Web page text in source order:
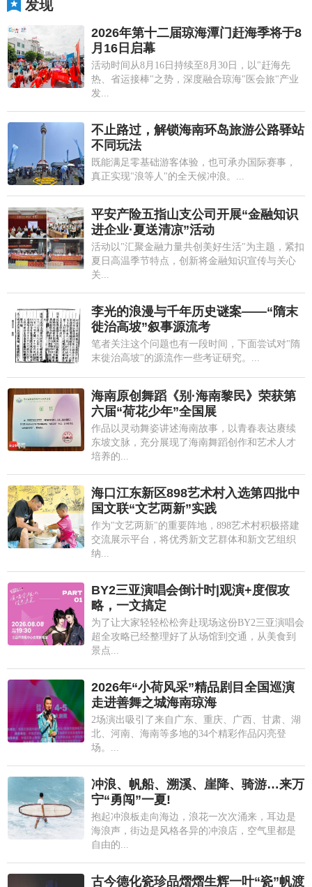
发现
2026年第十二届琼海潭门赶海季将于8
月16日启幕
活动时间从8月16日持续至8月30日，以"赶海先
热、省运接棒"之势，深度融合琼海"医会旅"产业
发...
不止路过，解锁海南环岛旅游公路驿站
不同玩法
既能满足零基础游客体验，也可承办国际赛事，
真正实现"浪等人"的全天候冲浪。...
平安产险五指山支公司开展“金融知识
进企业·夏送清凉”活动
活动以"汇聚金融力量共创美好生活"为主题，紧扣
夏日高温季节特点，创新将金融知识宣传与关心
关...
李光的浪漫与千年历史谜案——“隋末
徙治高坡”叙事源流考
笔者关注这个问题也有一段时间，下面尝试对"隋
末徙治高坡"的源流作一些考证研究。...
海南原创舞蹈《别·海南黎民》荣获第
六届“荷花少年”全国展
作品以灵动舞姿讲述海南故事，以青春表达赓续
东坡文脉，充分展现了海南舞蹈创作和艺术人才
培养的...
海口江东新区898艺术村入选第四批中
国文联“文艺两新”实践
作为"文艺两新"的重要阵地，898艺术村积极搭建
交流展示平台，将优秀新文艺群体和新文艺组织
纳...
BY2三亚演唱会倒计时|观演+度假攻
略，一文搞定
为了让大家轻轻松松奔赴现场这份BY2三亚演唱会
超全攻略已经整理好了从场馆到交通，从美食到
景点...
2026年“小荷风采”精品剧目全国巡演
走进善舞之城海南琼海
2场演出吸引了来自广东、重庆、广西、甘肃、湖
北、河南、海南等多地的34个精彩作品闪亮登
场。...
冲浪、帆船、溯溪、崖降、骑游…来万
宁“勇闯”一夏!
抱起冲浪板走向海边，浪花一次次涌来，耳边是
海浪声，街边是风格各异的冲浪店，空气里都是
自由的...
古今德化瓷珍品熠熠生辉一叶“瓷”帆渡